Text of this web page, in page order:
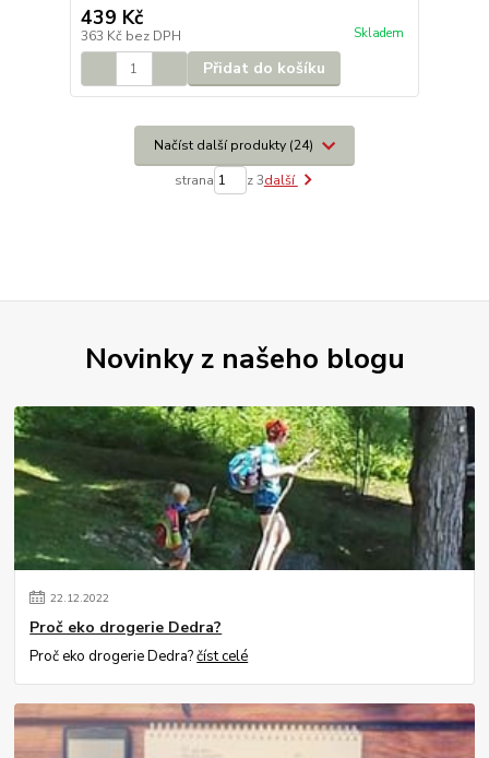
439 Kč
363 Kč bez DPH Skladem
Přidat do košíku
Načíst další produkty (24)
strana z 3další
Novinky z našeho blogu
22.12.2022
Proč eko drogerie Dedra?
Proč eko drogerie Dedra?číst celé